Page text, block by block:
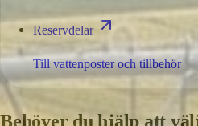
Reservdelar
Till vattenposter och tillbehör
Behöver du hjälp att